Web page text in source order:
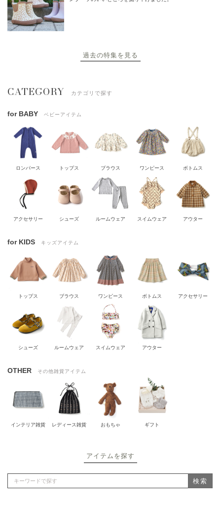
過去の特集を見る
CATEGORY カテゴリで探す
for BABY ベビーアイテム
ロンパース トップス ブラウス ワンピース ボトムス
アクセサリー シューズ ルームウェア スイムウェア アウター
for KIDS キッズアイテム
トップス ブラウス ワンピース ボトムス アクセサリー
シューズ ルームウェア スイムウェア アウター
OTHER その他雑貨アイテム
インテリア雑貨 レディース雑貨 おもちゃ ギフト
アイテムを探す
検索